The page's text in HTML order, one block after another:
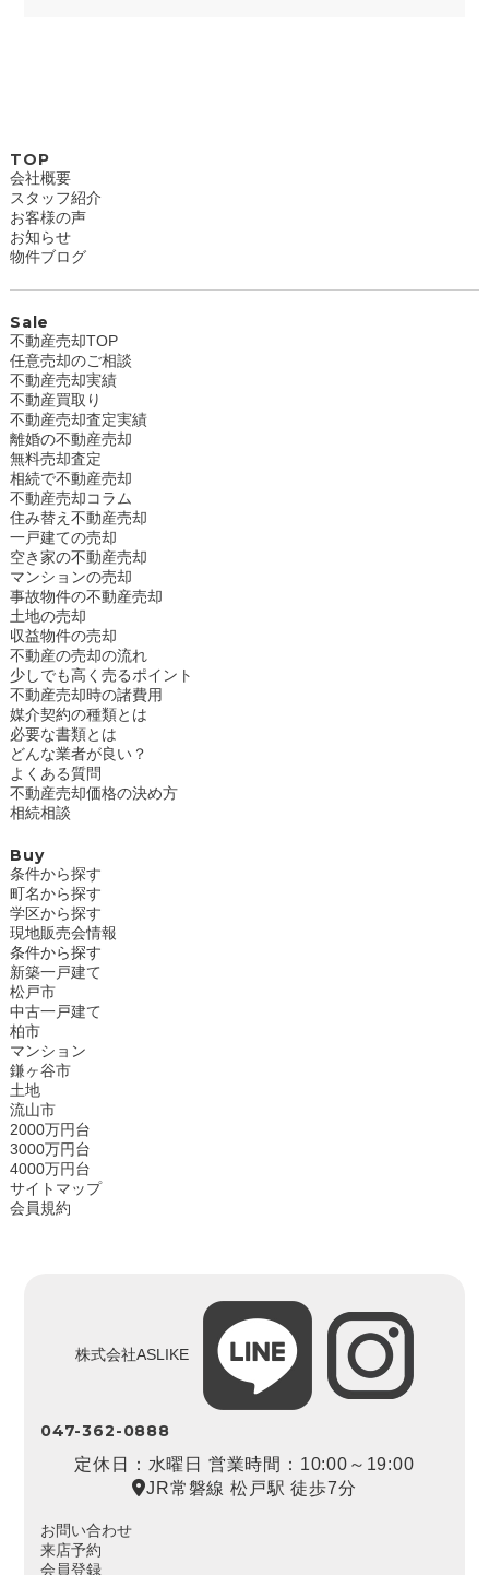
TOP
会社概要
スタッフ紹介
お客様の声
お知らせ
物件ブログ
Sale
不動産売却TOP
任意売却のご相談
不動産売却実績
不動産買取り
不動産売却査定実績
離婚の不動産売却
無料売却査定
相続で不動産売却
不動産売却コラム
住み替え不動産売却
一戸建ての売却
空き家の不動産売却
マンションの売却
事故物件の不動産売却
土地の売却
収益物件の売却
不動産の売却の流れ
少しでも高く売るポイント
不動産売却時の諸費用
媒介契約の種類とは
必要な書類とは
どんな業者が良い？
よくある質問
不動産売却価格の決め方
相続相談
Buy
条件から探す
町名から探す
学区から探す
現地販売会情報
条件から探す
新築一戸建て
松戸市
中古一戸建て
柏市
マンション
鎌ヶ谷市
土地
流山市
2000万円台
3000万円台
4000万円台
サイトマップ
会員規約
株式会社ASLIKE
047-362-0888
定休日：水曜日 営業時間：10:00～19:00
JR常磐線 松戸駅 徒歩7分
お問い合わせ
来店予約
会員登録